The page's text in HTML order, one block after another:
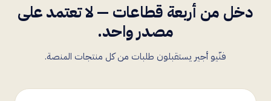
دخل من أربعة قطاعات — لا تعتمد على
مصدر واحد.
فنّيو أجير يستقبلون طلبات من كل منتجات المنصة.